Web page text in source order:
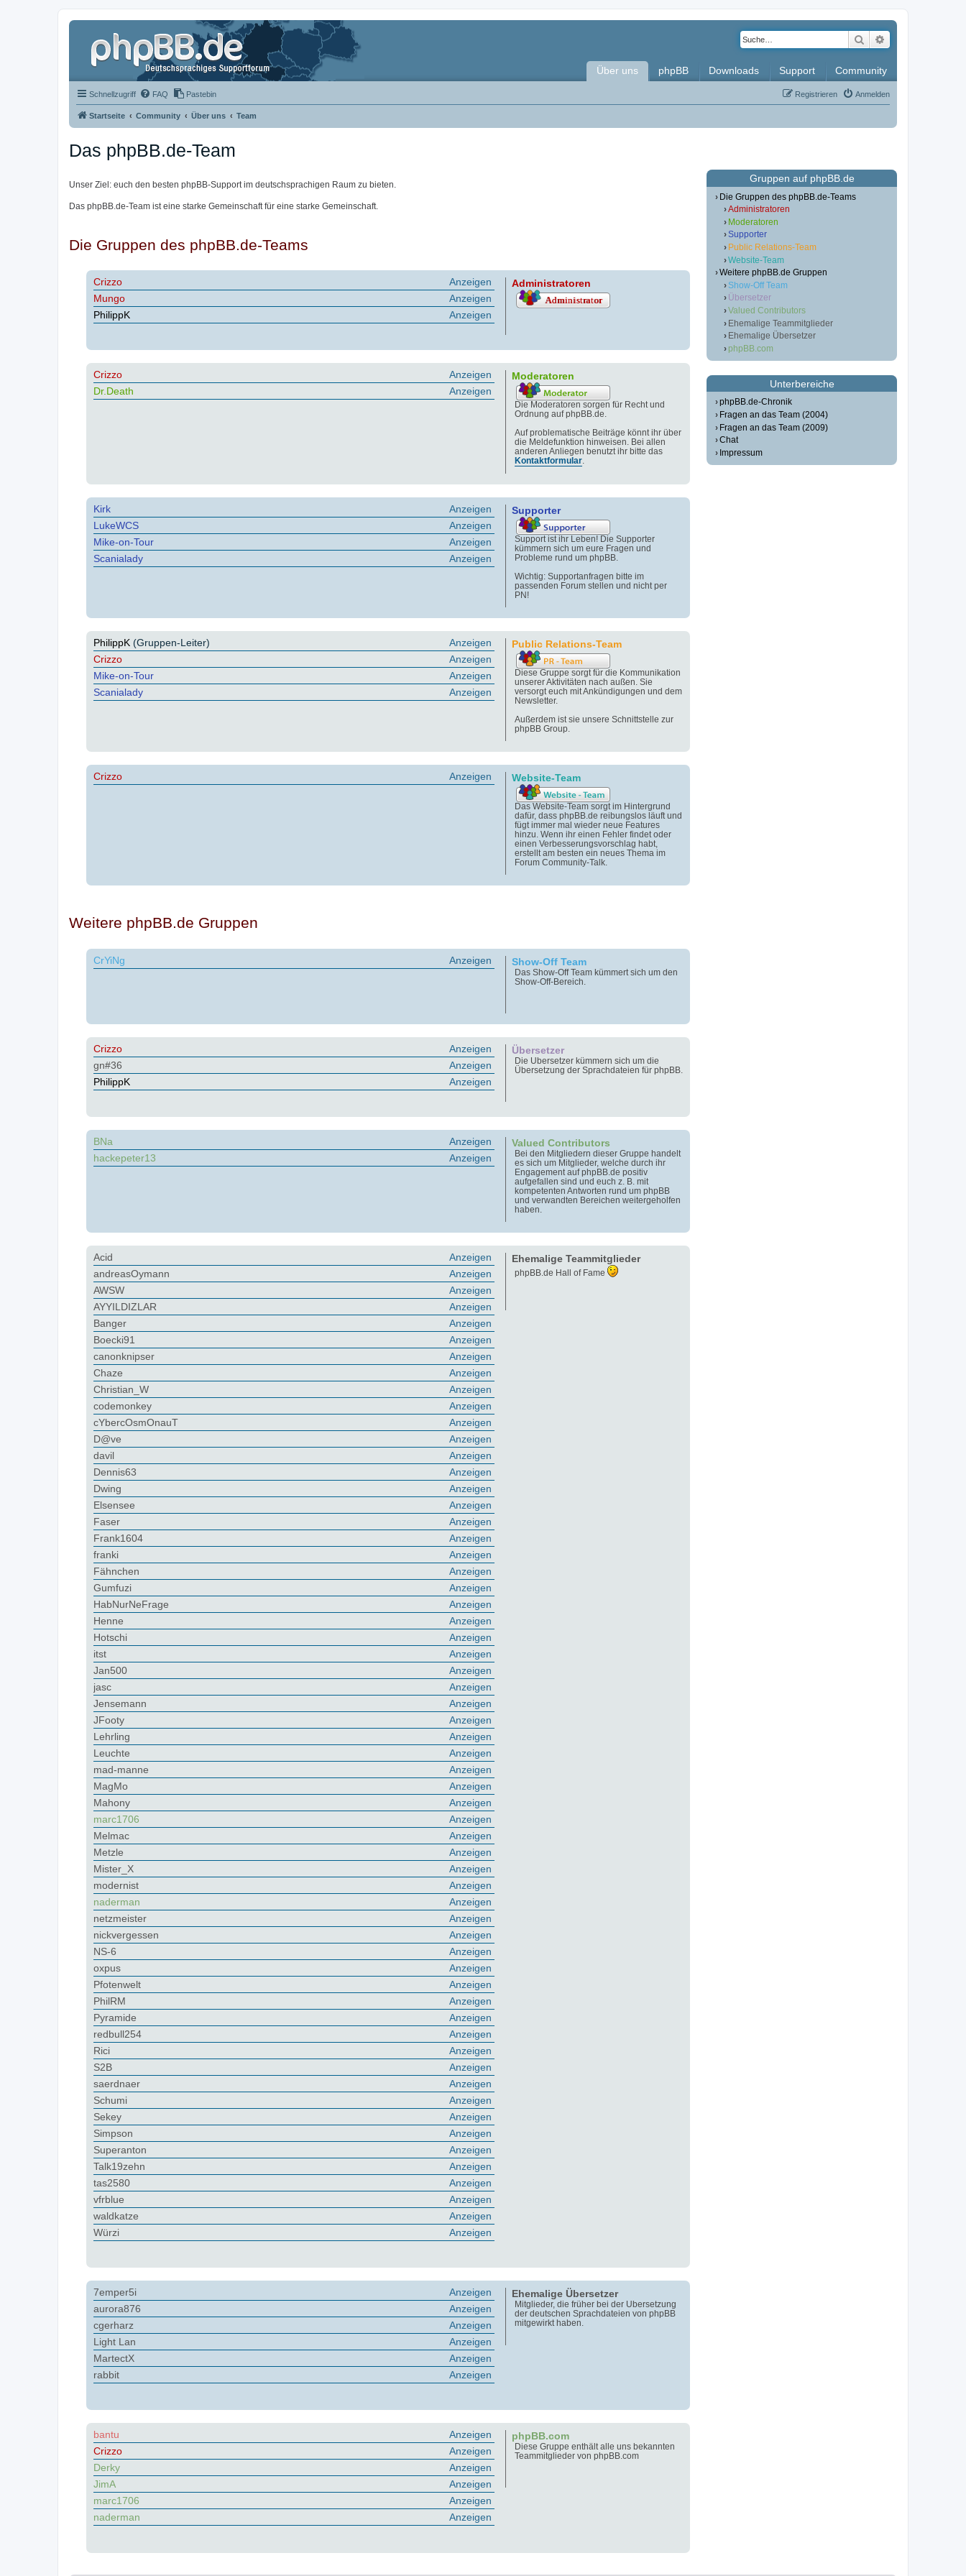
Suche
Über uns phpBB Downloads Support Community
Schnellzugriff FAQ Pastebin Anmelden
Registrieren
Startseite Community Über uns Team
Das phpBB.de-Team
Unser Ziel: euch den besten phpBB-Support im deutschsprachigen Raum zu bieten.
Das phpBB.de-Team ist eine starke Gemeinschaft für eine starke Gemeinschaft.
Die Gruppen des phpBB.de-Teams
Administratoren
Anzeigen
Crizzo
Anzeigen
Mungo
Anzeigen
PhilippK
Moderatoren
Die Moderatoren sorgen für Recht und
Ordnung auf phpBB.de.
Auf problematische Beiträge könnt ihr über
die Meldefunktion hinweisen. Bei allen
anderen Anliegen benutzt ihr bitte das
Kontaktformular.
Anzeigen
Crizzo
Anzeigen
Dr.Death
Supporter
Support ist ihr Leben! Die Supporter
kümmern sich um eure Fragen und
Probleme rund um phpBB.
Wichtig: Supportanfragen bitte im
passenden Forum stellen und nicht per
PN!
Anzeigen
Kirk
Anzeigen
LukeWCS
Anzeigen
Mike-on-Tour
Anzeigen
Scanialady
Public Relations-Team
Diese Gruppe sorgt für die Kommunikation
unserer Aktivitäten nach außen. Sie
versorgt euch mit Ankündigungen und dem
Newsletter.
Außerdem ist sie unsere Schnittstelle zur
phpBB Group.
Anzeigen
PhilippK (Gruppen-Leiter)
Anzeigen
Crizzo
Anzeigen
Mike-on-Tour
Anzeigen
Scanialady
Website-Team
Das Website-Team sorgt im Hintergrund
dafür, dass phpBB.de reibungslos läuft und
fügt immer mal wieder neue Features
hinzu. Wenn ihr einen Fehler findet oder
einen Verbesserungsvorschlag habt,
erstellt am besten ein neues Thema im
Forum Community-Talk.
Anzeigen
Crizzo
Weitere phpBB.de Gruppen
Show-Off Team
Das Show-Off Team kümmert sich um den
Show-Off-Bereich.
Anzeigen
CrYiNg
Übersetzer
Die Übersetzer kümmern sich um die
Übersetzung der Sprachdateien für phpBB.
Anzeigen
Crizzo
Anzeigen
gn#36
Anzeigen
PhilippK
Valued Contributors
Bei den Mitgliedern dieser Gruppe handelt
es sich um Mitglieder, welche durch ihr
Engagement auf phpBB.de positiv
aufgefallen sind und euch z. B. mit
kompetenten Antworten rund um phpBB
und verwandten Bereichen weitergeholfen
haben.
Anzeigen
BNa
Anzeigen
hackepeter13
Ehemalige Teammitglieder
phpBB.de Hall of Fame
Anzeigen
Acid
Anzeigen
andreasOymann
Anzeigen
AWSW
Anzeigen
AYYILDIZLAR
Anzeigen
Banger
Anzeigen
Boecki91
Anzeigen
canonknipser
Anzeigen
Chaze
Anzeigen
Christian_W
Anzeigen
codemonkey
Anzeigen
cYbercOsmOnauT
Anzeigen
D@ve
Anzeigen
davil
Anzeigen
Dennis63
Anzeigen
Dwing
Anzeigen
Elsensee
Anzeigen
Faser
Anzeigen
Frank1604
Anzeigen
franki
Anzeigen
Fähnchen
Anzeigen
Gumfuzi
Anzeigen
HabNurNeFrage
Anzeigen
Henne
Anzeigen
Hotschi
Anzeigen
itst
Anzeigen
Jan500
Anzeigen
jasc
Anzeigen
Jensemann
Anzeigen
JFooty
Anzeigen
Lehrling
Anzeigen
Leuchte
Anzeigen
mad-manne
Anzeigen
MagMo
Anzeigen
Mahony
Anzeigen
marc1706
Anzeigen
Melmac
Anzeigen
Metzle
Anzeigen
Mister_X
Anzeigen
modernist
Anzeigen
naderman
Anzeigen
netzmeister
Anzeigen
nickvergessen
Anzeigen
NS-6
Anzeigen
oxpus
Anzeigen
Pfotenwelt
Anzeigen
PhilRM
Anzeigen
Pyramide
Anzeigen
redbull254
Anzeigen
Rici
Anzeigen
S2B
Anzeigen
saerdnaer
Anzeigen
Schumi
Anzeigen
Sekey
Anzeigen
Simpson
Anzeigen
Superanton
Anzeigen
Talk19zehn
Anzeigen
tas2580
Anzeigen
vfrblue
Anzeigen
waldkatze
Anzeigen
Würzi
Ehemalige Übersetzer
Mitglieder, die früher bei der Übersetzung
der deutschen Sprachdateien von phpBB
mitgewirkt haben.
Anzeigen
7emper5i
Anzeigen
aurora876
Anzeigen
cgerharz
Anzeigen
Light Lan
Anzeigen
MartectX
Anzeigen
rabbit
phpBB.com
Diese Gruppe enthält alle uns bekannten
Teammitglieder von phpBB.com
Anzeigen
bantu
Anzeigen
Crizzo
Anzeigen
Derky
Anzeigen
JimA
Anzeigen
marc1706
Anzeigen
naderman
Gruppen auf phpBB.de
Die Gruppen des phpBB.de-Teams
Administratoren
Moderatoren
Supporter
Public Relations-Team
Website-Team
Weitere phpBB.de Gruppen
Show-Off Team
Übersetzer
Valued Contributors
Ehemalige Teammitglieder
Ehemalige Übersetzer
phpBB.com
Unterbereiche
phpBB.de-Chronik
Fragen an das Team (2004)
Fragen an das Team (2009)
Chat
Impressum